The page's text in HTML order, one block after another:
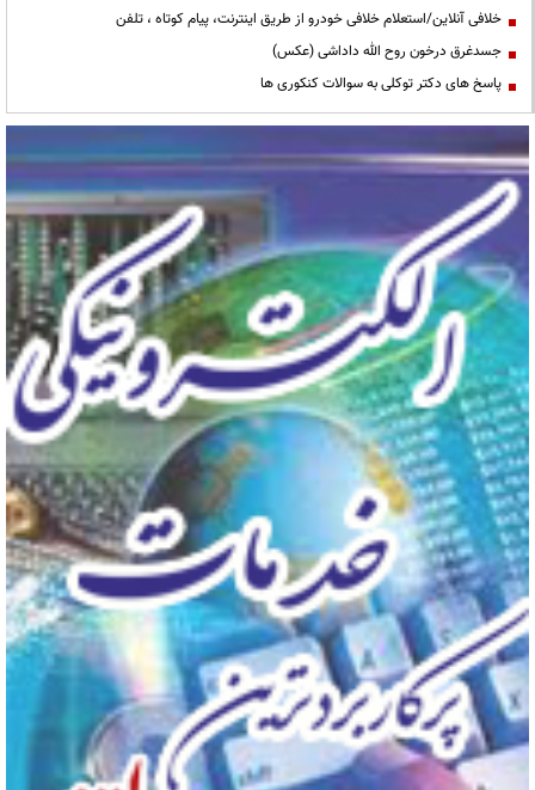
خلافی آنلاین/استعلام خلافی خودرو از طریق اینترنت، پیام کوتاه ، تلفن
جسدغرق درخون روح الله داداشی (عکس)
پاسخ های دکتر توکلی به سوالات کنکوری ها